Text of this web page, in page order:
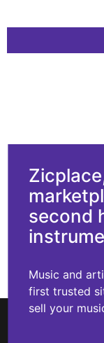
second
Music and
first trusted
sell your